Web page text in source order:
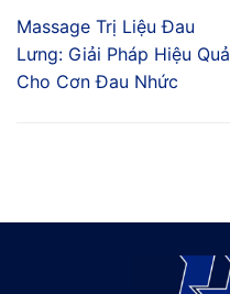
Massage Trị Liệu Đau
Lưng: Giải Pháp Hiệu Quả
Cho Cơn Đau Nhức